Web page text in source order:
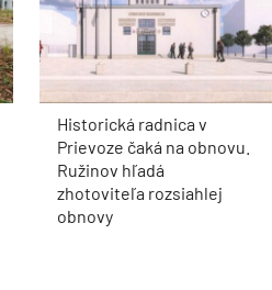
Historická radnica v
Prievoze čaká na obnovu.
Ružinov hľadá
zhotoviteľa rozsiahlej
obnovy